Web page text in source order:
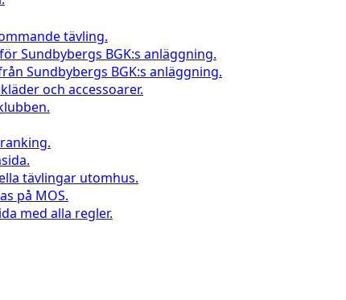
tävling.
Sundbybergs BGK:s anläggning.
Sundbybergs BGK:s anläggning.
och accessoarer.
tävlingar utomhus.
på MOS.
med alla regler.